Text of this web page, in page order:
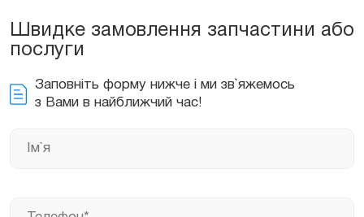
Швидке замовлення запчастини або
послуги
Заповніть форму нижче і ми зв`яжемось
з Вами в найближчий час!